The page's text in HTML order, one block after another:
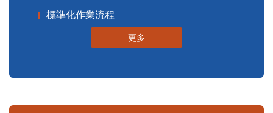
標準化作業流程
更多